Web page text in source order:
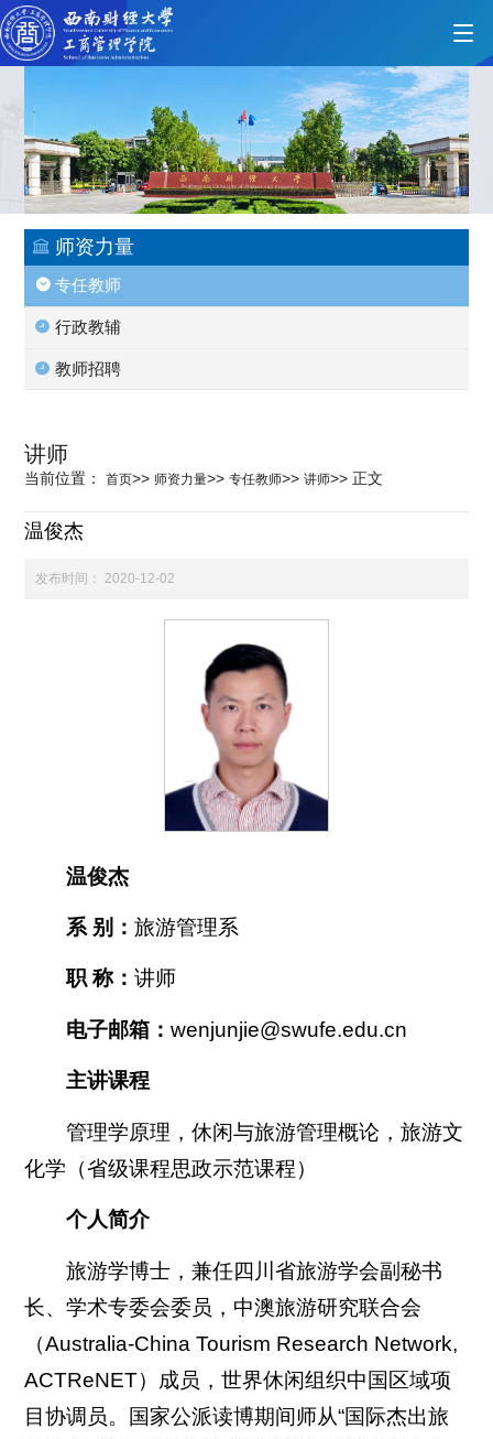
首页
人才培养
交流合作
百年校庆
师资力量
专任教师
行政教辅
教师招聘
讲师
当前位置：首页>> 师资力量>> 专任教师>> 讲师>> 正文
温俊杰
发布时间： 2020-12-02
温俊杰
系 别： 旅游管理系
职 称： 讲师
电子邮箱： wenjunjie@swufe.edu.cn
主讲课程
管理学原理，休闲与旅游管理概论，旅游文
化学（省级课程思政示范课程）
个人简介
旅游学博士，兼任四川省旅游学会副秘书
长、学术专委会委员，中澳旅游研究联合会
（Australia-China Tourism Research Network,
ACTReNET）成员，世界休闲组织中国区域项
目协调员。国家公派读博期间师从“国际杰出旅